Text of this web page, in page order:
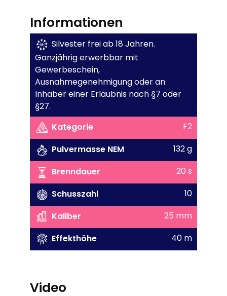
Informationen
Silvester frei ab 18 Jahren.
Ganzjährig erwerbbar mit
Gewerbeschein,
Ausnahmegenehmigung oder an
Inhaber einer Erlaubnis nach §7 oder
§27.
Kategorie
F2
Pulvermasse NEM
132 g
Brenndauer
20 s
Schusszahl
10
Kaliber
25 mm
Effekthöhe
40 m
Video